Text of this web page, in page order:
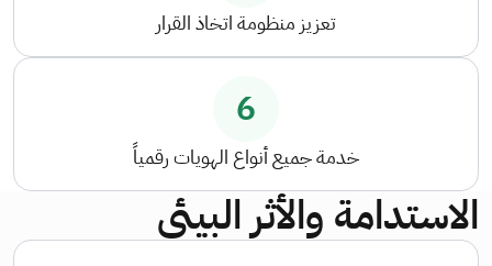
تعزيز منظومة اتخاذ القرار
6
خدمة جميع أنواع الهويات رقمياً
الاستدامة والأثر البيئي